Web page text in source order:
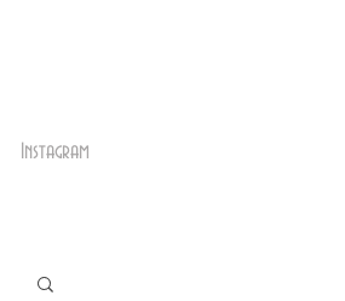
Instagram